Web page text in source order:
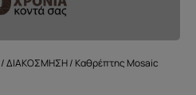
/ΔΙΑΚΟΣΜΗΣΗ/ Καθρέπτης Mosaic